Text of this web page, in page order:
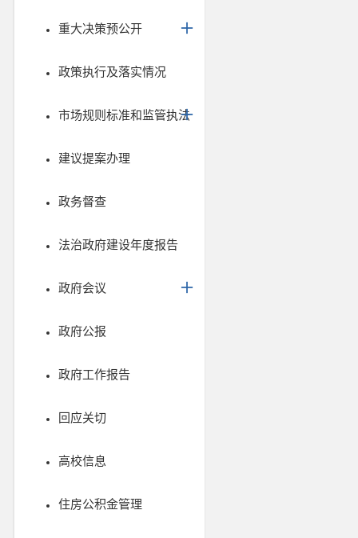
重大决策预公开
政策执行及落实情况
市场规则标准和监管执法
建议提案办理
政务督查
法治政府建设年度报告
政府会议
政府公报
政府工作报告
回应关切
高校信息
住房公积金管理